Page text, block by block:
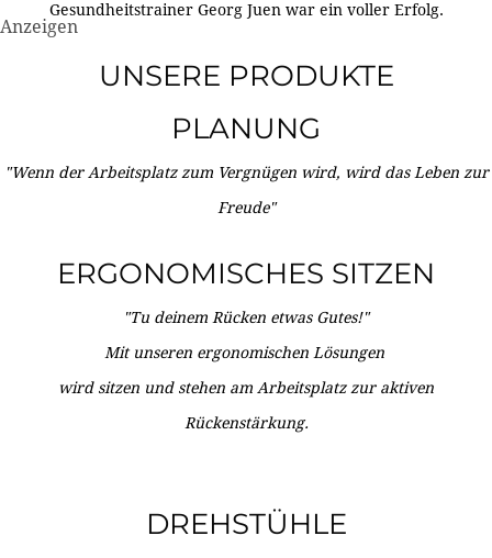
Gesundheitstrainer Georg Juen war ein voller Erfolg.
Anzeigen
UNSERE PRODUKTE
PLANUNG
"Wenn der Arbeitsplatz zum Vergnügen wird, wird das Leben zur
Freude"
ERGONOMISCHES SITZEN
"Tu deinem Rücken etwas Gutes!"
Mit unseren ergonomischen Lösungen
wird sitzen und stehen am Arbeitsplatz zur aktiven
Rückenstärkung.
DREHSTÜHLE